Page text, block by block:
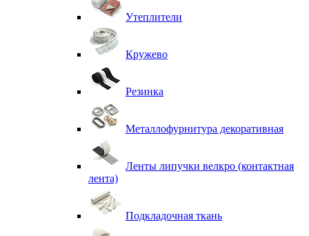
Утеплители
Кружево
Резинка
Металлофурнитура декоративная
Ленты липучки велкро (контактная
лента)
Подкладочная ткань